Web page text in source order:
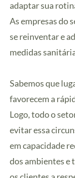
adaptar sua
As empresas do
se reinventar e
medidas
Sabemos que
favorecem a
Logo, todo o
evitar essa
em capacidade
dos ambientes e